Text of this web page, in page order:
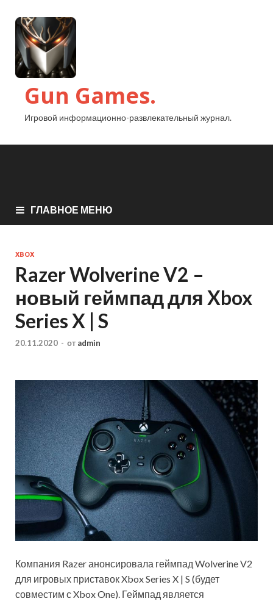
Gun Games.
Игровой информационно-развлекательный журнал.
ГЛАВНОЕ МЕНЮ
XBOX
Razer Wolverine V2 –
новый геймпад для Xbox
Series X | S
20.11.2020 - от admin
Компания Razer анонсировала геймпад Wolverine V2
для игровых приставок Xbox Series X | S (будет
совместим с Xbox One). Геймпад является